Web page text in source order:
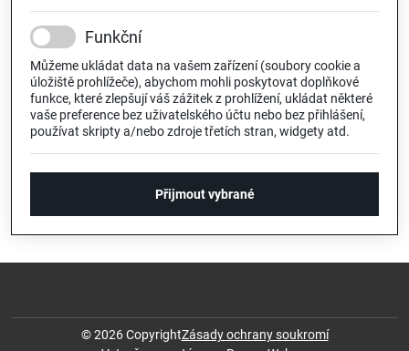
Funkční
Můžeme ukládat data na vašem zařízení (soubory cookie a
úložiště prohlížeče), abychom mohli poskytovat doplňkové
funkce, které zlepšují váš zážitek z prohlížení, ukládat některé
vaše preference bez uživatelského účtu nebo bez přihlášení,
používat skripty a/nebo zdroje třetích stran, widgety atd.
Přijmout vybrané
©2026CopyrightZásady ochrany soukromí